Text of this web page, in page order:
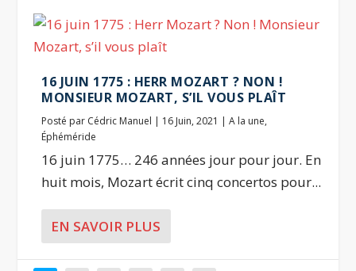
16 JUIN 1775 : HERR MOZART ? NON !
MONSIEUR MOZART, S’IL VOUS PLAÎT
Posté par Cédric Manuel | 16 Juin, 2021 |A la une,
Éphéméride
16 juin 1775… 246 années jour pour jour. En
huit mois, Mozart écrit cinq concertos pour...
EN SAVOIR PLUS